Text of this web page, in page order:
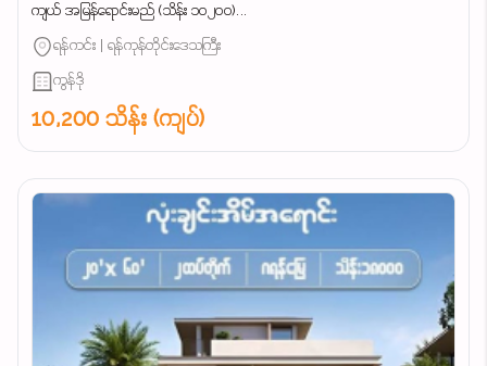
ကျယ် အမြန်ရောင်းမည် (သိန်း ၁၀၂၀၀)...
ရန်ကင်း | ရန်ကုန်တိုင်းဒေသကြီး
ကွန်ဒို
10,200 သိန်း (ကျပ်)